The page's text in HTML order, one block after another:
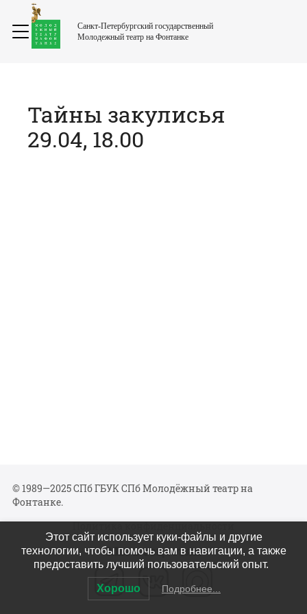
Санкт-Петербургский государственный
Молодежный театр на Фонтанке
Тайны закулисья
29.04, 18.00
© 1989—2025 СПб ГБУК СПб Молодёжный театр на
Фонтанке.
Политика конфиденциальности
Мы в соцсетях
Этот сайт использует куки-файлы и другие
технологии, чтобы помочь вам в навигации, а также
предоставить лучший пользовательский опыт.
Хорошо Подробнее...